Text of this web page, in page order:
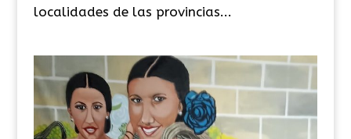
localidades de las provincias...